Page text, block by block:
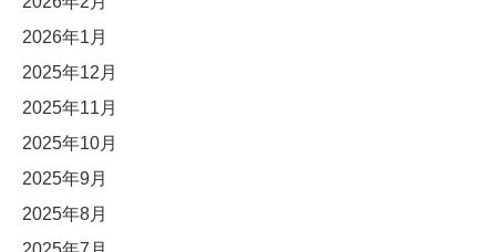
2026年1月
2025年12月
2025年11月
2025年10月
2025年9月
2025年8月